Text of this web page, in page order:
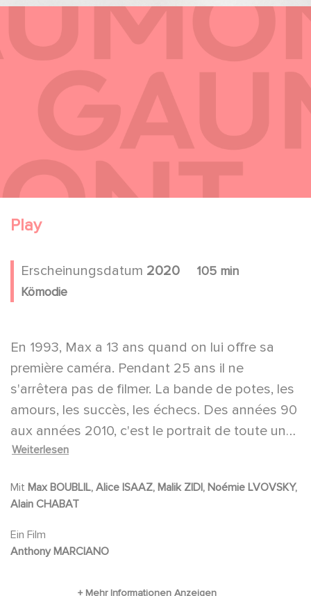
Play
Erscheinungsdatum 2020
105 min
Kömodie
En 1993, Max a 13 ans quand on lui offre sa
première caméra. Pendant 25 ans il ne
s'arrêtera pas de filmer. La bande de potes, les
amours, les succès, les échecs. Des années 90
aux années 2010, c'est le portrait de toute une
génération qui se dessine à travers son
Weiterlesen
Mit
Alain CHABAT
Ein Film
Anthony MARCIANO